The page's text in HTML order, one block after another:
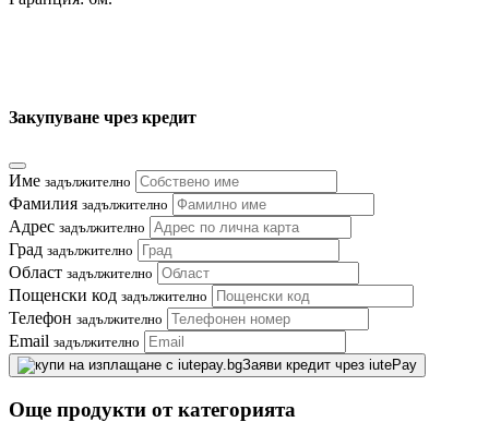
Закупуване чрез кредит
Име задължително
Фамилия задължително
Адрес задължително
Град задължително
Област задължително
Пощенски код задължително
Телефон задължително
Email задължително
Заяви кредит чрез iutePay
Още продукти от категорията